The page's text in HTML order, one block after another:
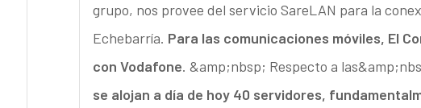
grupo, nos provee del servicio SareLAN para la
Echebarría. Para las comunicaciones móviles, El
con Vodafone. &amp;nbsp; Respecto a
se alojan a día de hoy 40 servidores,